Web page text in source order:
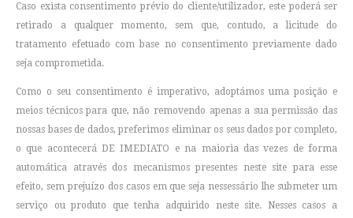
Caso exista consentimento prévio do cliente/utilizador, este poderá ser
retirado a qualquer momento, sem que, contudo, a licitude do
tratamento efetuado com base no consentimento previamente dado
seja comprometida.
Como o seu consentimento é imperativo, adoptámos uma posição e
meios técnicos para que, não removendo apenas a sua permissão das
nossas bases de dados, preferimos eliminar os seus dados por completo,
o que acontecerá DE IMEDIATO e na maioria das vezes de forma
automática através dos mecanismos presentes neste site para esse
efeito, sem prejuízo dos casos em que seja nessessário lhe submeter um
serviço ou produto que tenha adquirido neste site. Nesses casos a